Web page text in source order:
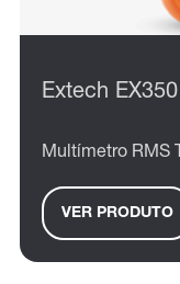
Extech EX350
Multímetro RMS
VER PRODUTO